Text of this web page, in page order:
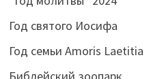
Год святого Иосифа
Год семьи Amoris Laetitia